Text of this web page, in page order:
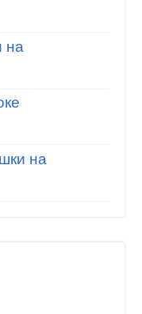
на
на